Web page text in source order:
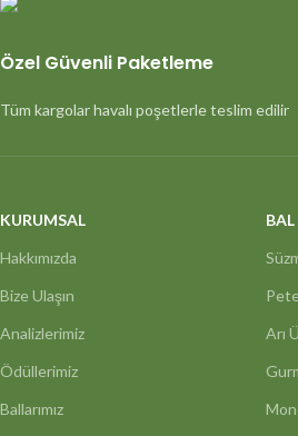
Özel Güvenli Paketleme
Tüm kargolar havalı poşetlerle teslim edilir
KURUMSAL
Hakkımızda
Bize Ulaşın
Analizlerimiz
Ödüllerimiz
Ballarımız
BAL
Arı